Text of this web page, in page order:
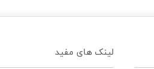
لینک های مفید